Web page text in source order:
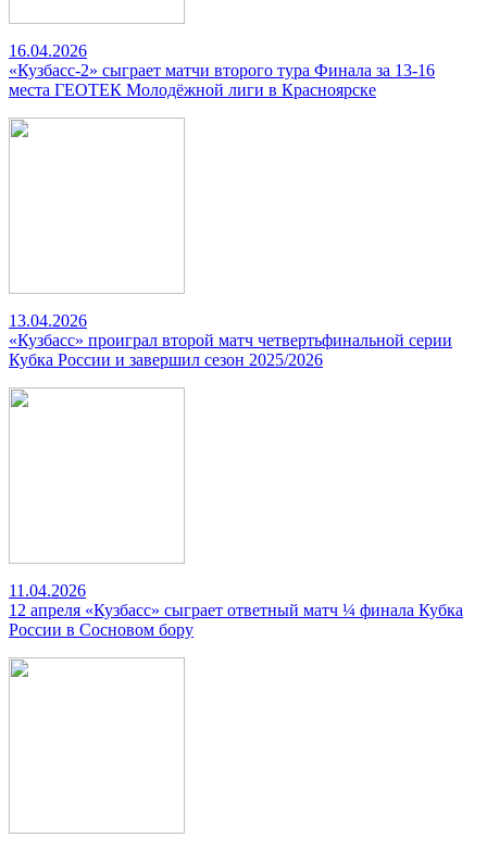
16.04.2026
«Кузбасс-2» сыграет матчи второго тура Финала за 13-16
места ГЕОТЕК Молодёжной лиги в Красноярске
13.04.2026
«Кузбасс» проиграл второй матч четвертьфинальной серии
Кубка России и завершил сезон 2025/2026
11.04.2026
12 апреля «Кузбасс» сыграет ответный матч ¼ финала Кубка
России в Сосновом бору